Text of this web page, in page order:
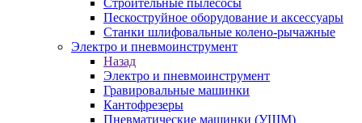
Строительные пылесосы
Пескоструйное оборудование и аксессуары
Станки шлифовальные колено-рычажные
Электро и пневмоинструмент
Назад
Электро и пневмоинструмент
Гравировальные машинки
Кантофрезеры
Пневматические машинки (УШМ)